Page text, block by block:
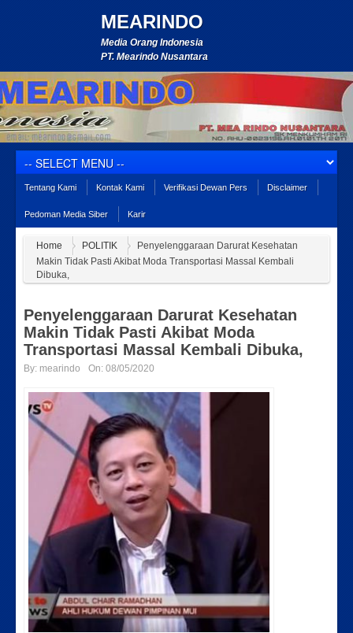
MEARINDO
Media Orang Indonesia
PT. Mearindo Nusantara
Tentang Kami Kontak Kami Verifikasi Dewan Pers Disclaimer
Pedoman Media Siber Karir
Home POLITIK
Penyelenggaraan Darurat Kesehatan
Makin Tidak Pasti Akibat Moda Transportasi Massal Kembali
Dibuka,
Penyelenggaraan Darurat Kesehatan
Makin Tidak Pasti Akibat Moda
Transportasi Massal Kembali Dibuka,
By: mearindo On: 08/05/2020